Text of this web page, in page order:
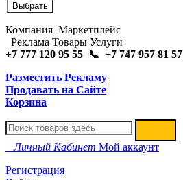
Компания Маркетплейс
Реклама Товары Услуги
+7 777 120 95 55 📞 +7 747 957 81 57
Разместить Рекламу
Продавать на Сайте
Корзина
Личный Кабинет Мой аккаунт
Регистрация